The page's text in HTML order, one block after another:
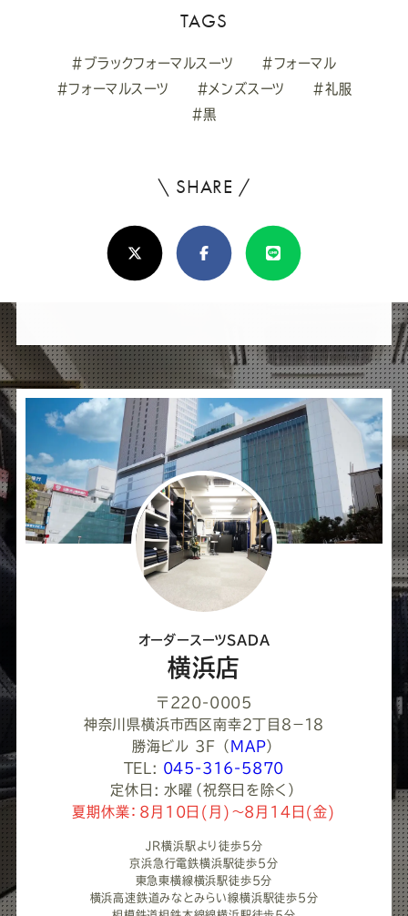
TAGS
#ブラックフォーマルスーツ
#フォーマル
#フォーマルスーツ
#メンズスーツ
#礼服
#黒
\ SHARE /
ろ
し
け
ば
シ
ェ
ア
し
て
く
だ
X(Twitter)FacebookLine
オーダースーツSADA
横浜店
〒220-0005
神奈川県横浜市西区南幸２丁目８−１８
勝海ビル 3F
（ MAP）
TEL: 045-316-5870
定休日: 水曜（祝祭日を除く）
夏期休業：8月10日(月)～8月14日(金)
JR横浜駅より徒歩5分
京浜急行電鉄横浜駅徒歩5分
東急東横線横浜駅徒歩5分
横浜高速鉄道みなとみらい線横浜駅徒歩5分